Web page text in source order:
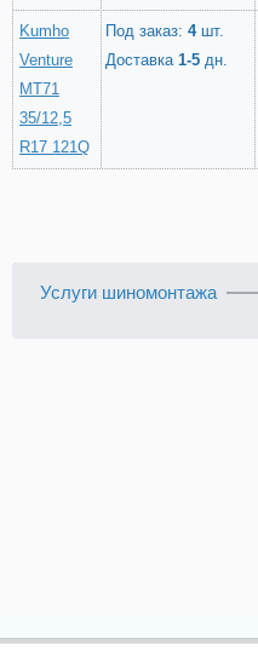
Kumho
Venture
MT71
35/12,5
R17 121Q
Под заказ: 4шт.
Доставка 1-5 дн.
Услуги шиномонтажа